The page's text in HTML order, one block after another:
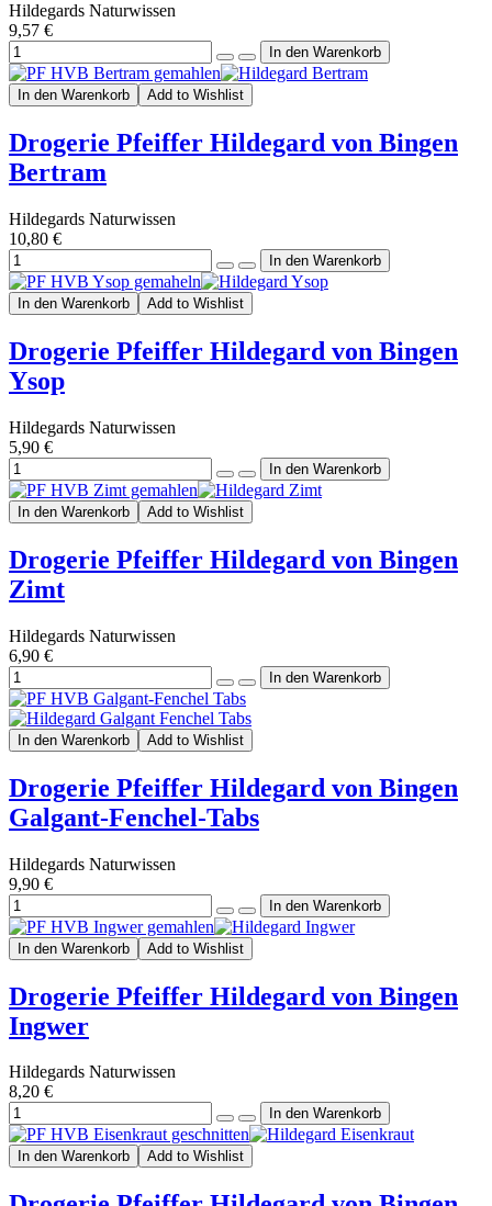
Hildegards Naturwissen
9,57 €
In den Warenkorb Add to Wishlist
Drogerie Pfeiffer Hildegard von Bingen
Bertram
Hildegards Naturwissen
10,80 €
In den Warenkorb Add to Wishlist
Drogerie Pfeiffer Hildegard von Bingen
Ysop
Hildegards Naturwissen
5,90 €
In den Warenkorb Add to Wishlist
Drogerie Pfeiffer Hildegard von Bingen
Zimt
Hildegards Naturwissen
6,90 €
In den Warenkorb Add to Wishlist
Drogerie Pfeiffer Hildegard von Bingen
Galgant-Fenchel-Tabs
Hildegards Naturwissen
9,90 €
In den Warenkorb Add to Wishlist
Drogerie Pfeiffer Hildegard von Bingen
Ingwer
Hildegards Naturwissen
8,20 €
In den Warenkorb Add to Wishlist